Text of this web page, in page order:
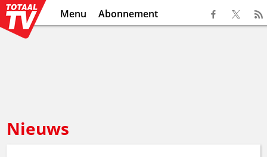
Menu Abonnement
Nieuws